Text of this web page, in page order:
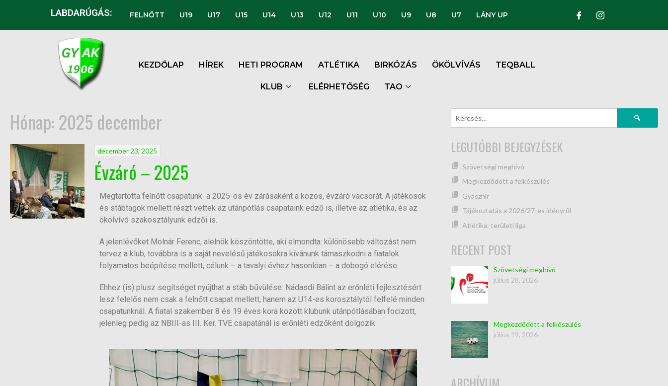
LABDARÚGÁS: FELNŐTT U19 U17 U15 U14 U13 U12 U11 U10 U9 U8 U7 LÁNY UP
KEZDŐLAP HÍREK HETI PROGRAM ATLÉTIKA BIRKÓZÁS ÖKÖLVÍVÁS TEQBALL
KLUB ELÉRHETŐSÉG TAO
Hónap:2025 december
december 23, 2025
Évzáró – 2025
Megtartotta felnőtt csapatunk a 2025-ös év zárásaként a közös, évzáró vacsorát. A játékosok
és stábtagok mellett részt vettek az utánpótlás csapataink edző is, illetve az atlétika, és az
ökölvívó szakosztályunk edzői is.
A jelenlévőket Molnár Ferenc, alelnök köszöntötte, aki elmondta: különösebb változást nem
tervez a klub, továbbra is a saját nevelésű játékosokra kívánunk támaszkodni a fiatalok
folyamatos beépítése mellett, célunk – a tavalyi évhez hasonlóan – a dobogó elérése.
Ehhez (is) plusz segítséget nyújthat a stáb bűvülése: Nádasdi Bálint az erőnléti fejlesztésért
lesz felelős nem csak a felnőtt csapat mellett, hanem az U14-es korosztálytól felfelé minden
csapatunknál. A fiatal szakember 8 és 19 éves kora között klubunk utánpótlásában focizott,
jelenleg pedig az NBIII-as III. Ker. TVE csapatánál is erőnléti edzőként dolgozik.
LEGUTÓBBI BEJEGYZÉSEK
Szövetségi meghívó
Megkezdődött a felkészülés
Gyászhír
Tájékoztatás a 2026/27-es idényről
Atlétika: területi liga
RECENT POST
Szövetségi meghívó
július 28, 2026
Megkezdődött a felkészülés
július 19, 2026